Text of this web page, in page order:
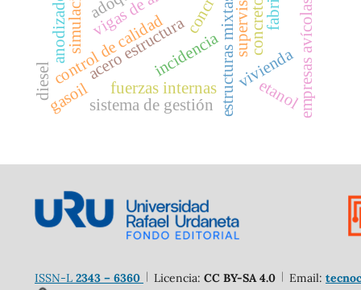
estructuras mixtas
acero estructura
incidencia
fuerzas internas
sistema de gestión
control de calidad supervisión
vivienda
concreto empresas avícolas.
simulación
etanol
gasoil
diesel
anodizado
ISSN-L2343 – 6360 Licencia: CC BY-SA 4.0 Email: